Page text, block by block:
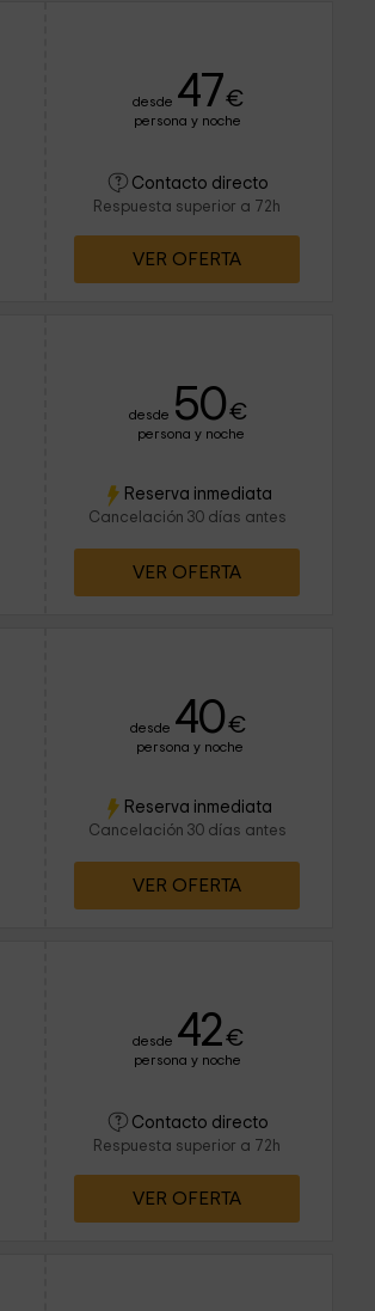
desde 47€
persona y noche
Contacto directo
Respuesta superior a 72h
VER OFERTA
desde 50€
persona y noche
Reserva inmediata
Cancelación 30 días antes
VER OFERTA
desde 40€
persona y noche
Reserva inmediata
Cancelación 30 días antes
VER OFERTA
desde 42€
persona y noche
Contacto directo
Respuesta superior a 72h
VER OFERTA